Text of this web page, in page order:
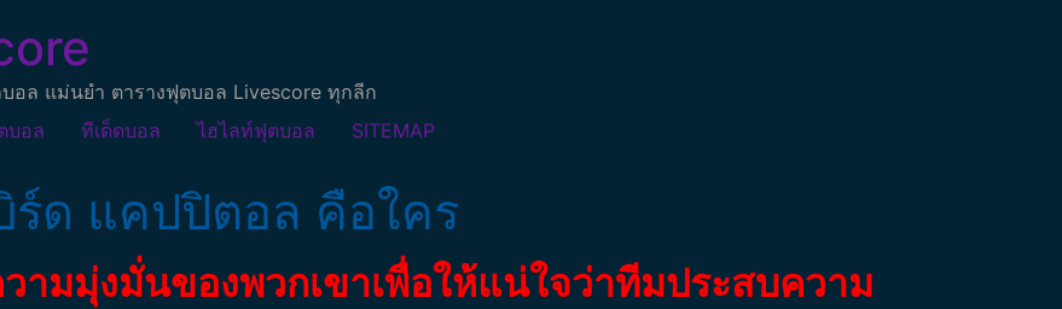
อล แม่นยำ ตารางฟุตบอล Livescore ทุกลีก
บอล ทีเด็ดบอล ไฮไลท์ฟุตบอล SITEMAP
ร์ด แคปปิตอล คือใคร
วามมุ่งมั่นของพวกเขาเพื่อให้แน่ใจว่าทีมประสบความ